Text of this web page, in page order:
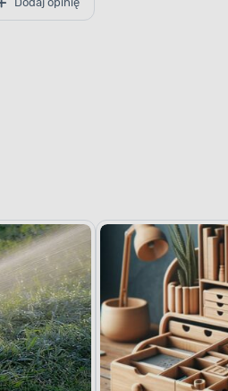
Dodaj opinię